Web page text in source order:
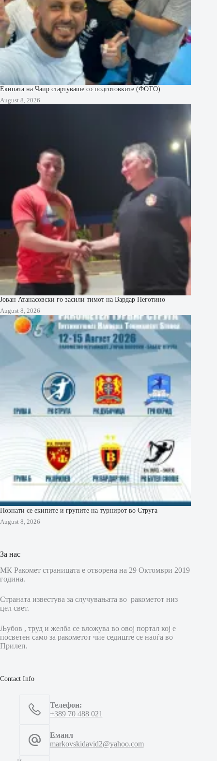
Екипата на Чаир стартуваше со подготовките (ФОТО)
August 8, 2026
Јован Атанасовски го засили тимот на Вардар Неготино
August 8, 2026
Познати се екипите и групите на турнирот во Струга
August 8, 2026
За нас
МК Ракомет страницата е отворена на 29 Октомври 2019
година.
Страната известува за случувањата во ракометот низ
цел свет.
Љубов , труд и желба се вложува во овој портал кој е
посветен само за ракометот чие седиште се наоѓа во
Прилеп.
Contact Info
Телефон:
+389 70 488 021
Емаил
markovskidavid2@yahoo.com